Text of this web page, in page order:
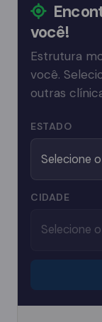
você!
Estrutura
você.
outras
ESTADO
CIDADE